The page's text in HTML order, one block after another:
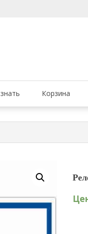
о том, чтобы ваши
Корзина